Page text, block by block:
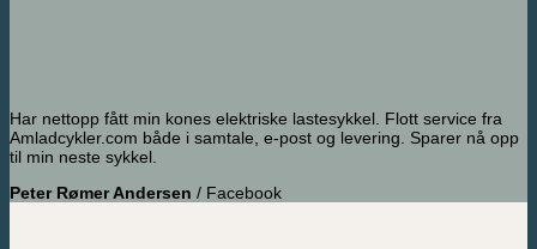
Har nettopp fått min kones elektriske lastesykkel. Flott service fra
Amladcykler.com både i samtale, e-post og levering. Sparer nå opp
til min neste sykkel.
Peter Rømer Andersen / Facebook